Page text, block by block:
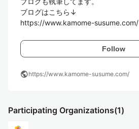
ブログはこちら↓
https://www.kamome-susume.com/
Follow
publichttps://www.kamome-susume.com/
Participating Organizations(1)